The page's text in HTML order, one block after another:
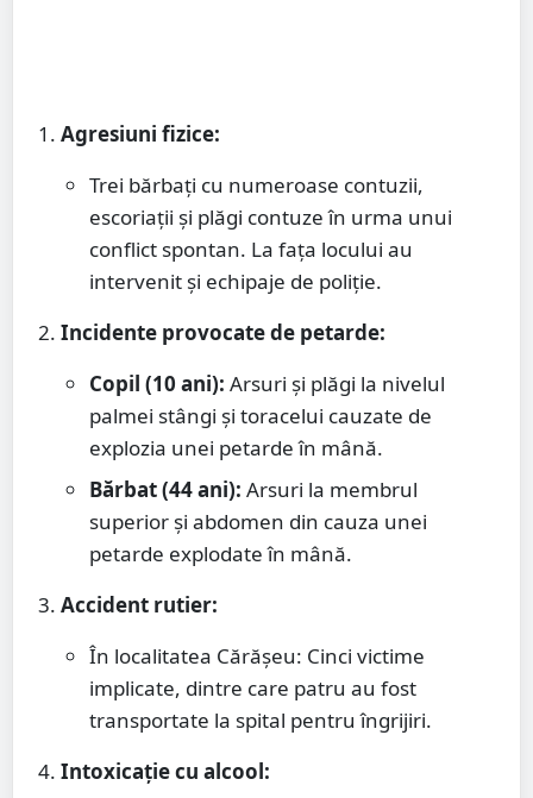
Agresiuni fizice:
Trei bărbați cu numeroase contuzii,
escoriații și plăgi contuze în urma unui
conflict spontan. La fața locului au
intervenit și echipaje de poliție.
Incidente provocate de petarde:
Copil (10 ani): Arsuri și plăgi la nivelul
palmei stângi și toracelui cauzate de
explozia unei petarde în mână.
Bărbat (44 ani): Arsuri la membrul
superior și abdomen din cauza unei
petarde explodate în mână.
Accident rutier:
În localitatea Cărășeu: Cinci victime
implicate, dintre care patru au fost
transportate la spital pentru îngrijiri.
Intoxicație cu alcool: